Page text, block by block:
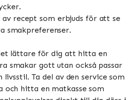
av recept som erbjuds för att se
smakpreferenser.
lättare för dig att hitta en
smakar gott utan också passar
livsstil. Ta del av den service som
och hitta en matkasse som